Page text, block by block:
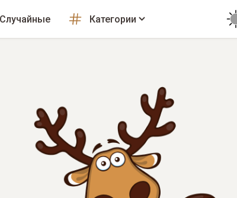
Случайные Категории